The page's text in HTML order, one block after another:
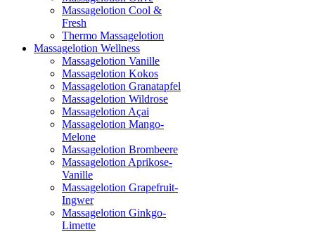
Massagelotion Cool &
Fresh
Thermo Massagelotion
Massagelotion Wellness
Massagelotion Vanille
Massagelotion Kokos
Massagelotion Granatapfel
Massagelotion Wildrose
Massagelotion Açai
Massagelotion Mango-
Melone
Massagelotion Brombeere
Massagelotion Aprikose-
Vanille
Massagelotion Grapefruit-
Ingwer
Massagelotion Ginkgo-
Limette